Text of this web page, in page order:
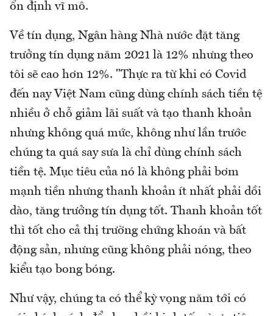
ổn định vĩ mô.
Về tín dụng, Ngân hàng Nhà nước đặt tăng
trưởng tín dụng năm 2021 là 12% nhưng theo
tôi sẽ cao hơn 12%. "Thực ra từ khi có Covid
đến nay Việt Nam cũng dùng chính sách tiền tệ
nhiều ở chỗ giảm lãi suất và tạo thanh khoản
nhưng không quá mức, không như lần trước
chúng ta quá say sưa là chỉ dùng chính sách
tiền tệ. Mục tiêu của nó là không phải bơm
mạnh tiền nhưng thanh khoản ít nhất phải dồi
dào, tăng trưởng tín dụng tốt. Thanh khoản tốt
thì tốt cho cả thị trường chứng khoán và bất
động sản, nhưng cũng không phải nóng, theo
kiểu tạo bong bóng.
Như vậy, chúng ta có thể kỳ vọng năm tới có